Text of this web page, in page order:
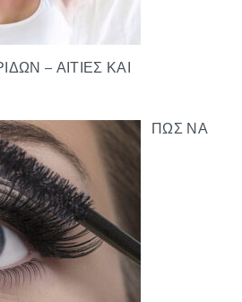
– ΑΙΤΊΕΣ ΚΑΙ
ΠΏΣ ΝΑ